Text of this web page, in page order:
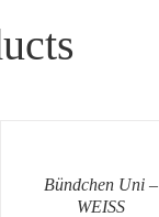
Bündchen Uni –
WEISS